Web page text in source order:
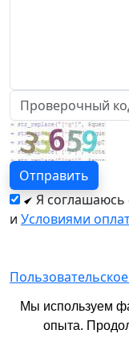
Я соглашаюсь
и Условиями
Политика
Мы используем
опыта.